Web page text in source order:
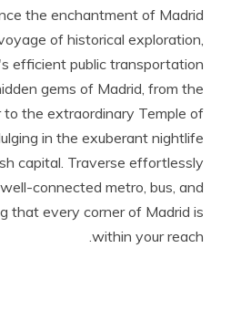
the enchantment of Madrid
of historical exploration,
efficient public transportation
gems of Madrid, from the
the extraordinary Temple of
in the exuberant nightlife
capital. Traverse effortlessly
connected metro, bus, and
that every corner of Madrid is
within your reach.